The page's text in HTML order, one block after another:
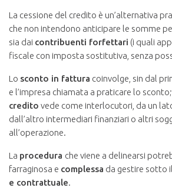
La cessione del credito è un’alternativa
che non intendono anticipare le somme
sia dai contribuenti forfettari (i quali
fiscale con imposta sostitutiva, senza
Lo sconto in fattura coinvolge, sin dal
e l’impresa chiamata a praticare lo
credito vede come interlocutori, da un
dall’altro intermediari finanziari o altri
all’operazione.
La procedura che viene a delinearsi
farraginosa e complessa da gestire sotto il
e contrattuale.